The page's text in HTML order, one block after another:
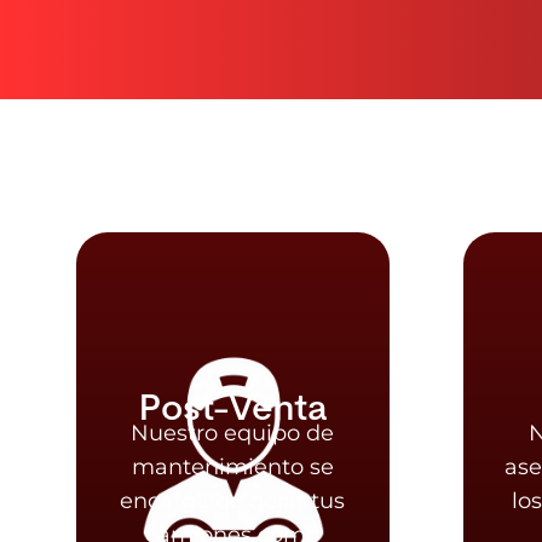
Garantía
Nuestra garantía
asegura tu operación
los 365 días del año.